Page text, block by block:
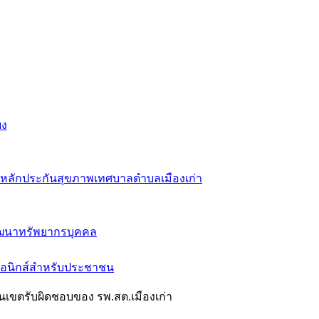
ลักประกันสุขภาพเทศบาลตำบลเมืองเก่า
าทรัพยากรบุคคล
นิกส์สำหรับประชาชน
ตรับผิดชอบของ รพ.สต.เมืองเก่า